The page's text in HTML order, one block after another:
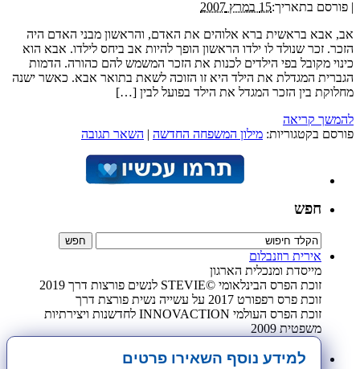
| פורסם בתאריך:15 במרץ 2007
אב, אבא בראשית ברא אלוהים את האדם, והראשון מבני האדם היה
הזכר. זכר שנולד לו ילדו הראשון הופך להיות אב ביחס לילדו. אבא הוא
כינוי מקובל בפי הילדים לכנות את הזכר המשמש להם כהורה. הדמות
הגברית המגדלת את הילד היא זו הזוכה לשאת בתואר אבא. כאשר ישנה
מחלוקת בין הזכר המגדל את הילד בפועל לבין […]
להמשך קריאה
פורסם בקטגוריות: מילון המשפחה החדשה | השאר תגובה
חפש
אירית רוזנבלום
מייסדת ומנכלית הארגון
זוכת הפרס הבינלאומי ©STEVIE לנשים פורצות דרך 2019
זוכת פרס רפפורט 2017 על עשייה נשית פורצת דרך
זוכת הפרס העולמי INNOVACTION לחדשנות ויצירתיות
משפטית 2009
למידע נוסף השאירו פרטים